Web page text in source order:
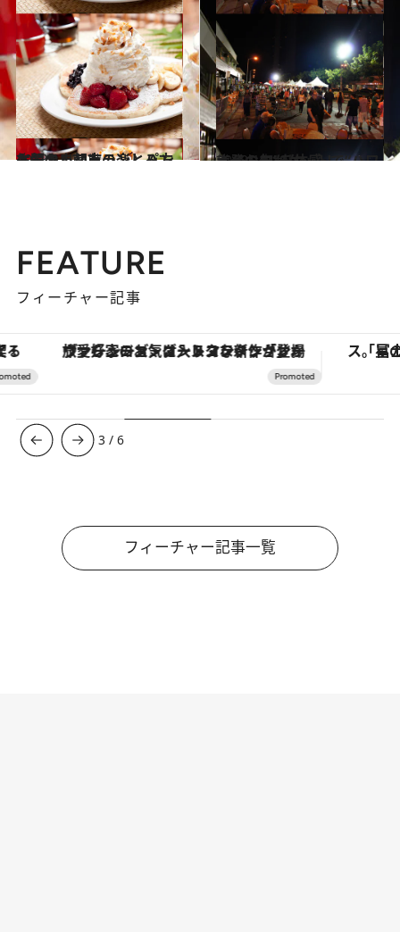
2013.11.23
人気のレストランとパンケーキ 朝市の楽しみ方も聞きました
旅＆お出かけ 2013.11.19
ナイトマーケットで“ハワイ発の旬”を体感！
旅＆お出かけ
FEATURE
フィーチャー記事
ヴァシュロン・コンスタンタン「オーヴァーシーズ・オートマティック」。旅愛好家のお気に入りコレクションから、ジェンダーレスな新作が登場
3 /6
フィーチャー記事一覧